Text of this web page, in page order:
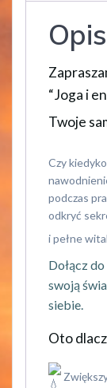
Opis
“Joga i
Twoje
Czy
podczas
odkryć
i pełne
Dołącz
swoją
siebie.
Oto